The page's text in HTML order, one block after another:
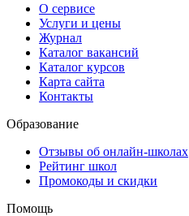
О сервисе
Услуги и цены
Журнал
Каталог вакансий
Каталог курсов
Карта сайта
Контакты
Образование
Отзывы об онлайн-школах
Рейтинг школ
Промокоды и скидки
Помощь